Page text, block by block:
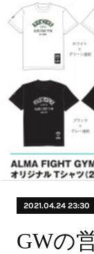
2021.04.24 23:30
GWの